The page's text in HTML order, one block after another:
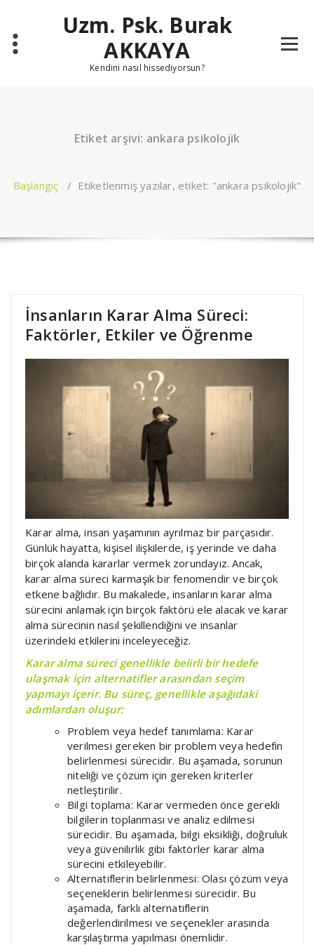
Uzm. Psk. Burak
AKKAYA
Kendini nasıl hissediyorsun?
Etiket arşivi: ankara psikolojik
Başlangıç / Etiketlenmiş yazılar, etiket: "ankara psikolojik"
İnsanların Karar Alma Süreci:
Faktörler, Etkiler ve Öğrenme
Karar alma, insan yaşamının ayrılmaz bir parçasıdır.
Günlük hayatta, kişisel ilişkilerde, iş yerinde ve daha
birçok alanda kararlar vermek zorundayız. Ancak,
karar alma süreci karmaşık bir fenomendir ve birçok
etkene bağlıdır. Bu makalede, insanların karar alma
sürecini anlamak için birçok faktörü ele alacak ve karar
alma sürecinin nasıl şekillendiğini ve insanlar
üzerindeki etkilerini inceleyeceğiz.
Karar alma süreci genellikle belirli bir hedefe
ulaşmak için alternatifler arasından seçim
yapmayı içerir. Bu süreç, genellikle aşağıdaki
adımlardan oluşur:
Problem veya hedef tanımlama: Karar
verilmesi gereken bir problem veya hedefin
belirlenmesi sürecidir. Bu aşamada, sorunun
niteliği ve çözüm için gereken kriterler
netleştirilir.
Bilgi toplama: Karar vermeden önce gerekli
bilgilerin toplanması ve analiz edilmesi
sürecidir. Bu aşamada, bilgi eksikliği, doğruluk
veya güvenilirlik gibi faktörler karar alma
sürecini etkileyebilir.
Alternatiflerin belirlenmesi: Olası çözüm veya
seçeneklerin belirlenmesi sürecidir. Bu
aşamada, farklı alternatiflerin
değerlendirilmesi ve seçenekler arasında
karşılaştırma yapılması önemlidir.